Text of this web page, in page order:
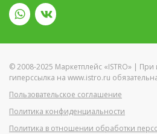
© 2008-2025 Маркетплейс «ISTRO» |
гиперссылка на www.istro.ru
Пользовательское соглашение
Политика конфиденциальности
Политика в отношении обработки